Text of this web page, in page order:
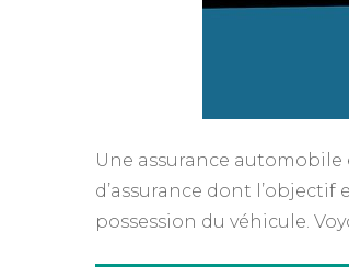
Une assurance
d’assurance dont
possession du véhicule.